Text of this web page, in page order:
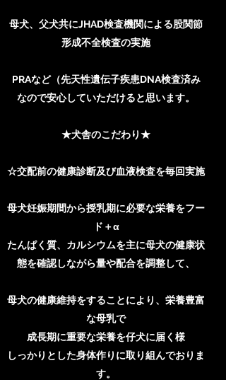
母犬、父犬共にJHAD検査機関による股関節
形成不全検査の実施
PRAなど（先天性遺伝子疾患DNA検査済み
なので安心していただけると思います。
★犬舎のこだわり★
☆交配前の健康診断及び血液検査を毎回実施
母犬妊娠期間から授乳期に必要な栄養をフー
ド＋α
たんぱく質、カルシウムを主に母犬の健康状
態を確認しながら量や配合を調整して、
母犬の健康維持をすることにより、栄養豊富
な母乳で
成長期に重要な栄養を仔犬に届く様
しっかりとした身体作りに取り組んでおりま
す。